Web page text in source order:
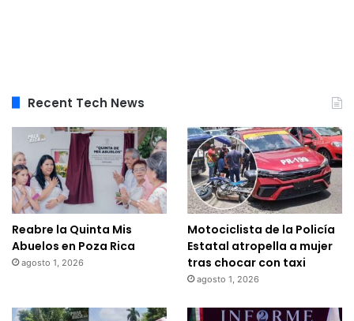
Recent Tech News
Reabre la Quinta Mis
Abuelos en Poza Rica
agosto 1, 2026
Motociclista de la Policía
Estatal atropella a mujer
tras chocar con taxi
agosto 1, 2026